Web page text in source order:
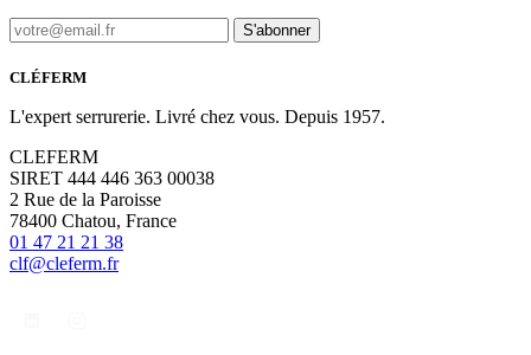
S'abonner
CLÉFERM
L'expert serrurerie. Livré chez vous. Depuis 1957.
CLEFERM
SIRET 444 446 363 00038
2 Rue de la Paroisse
78400 Chatou, France
01 47 21 21 38
clf@cleferm.fr